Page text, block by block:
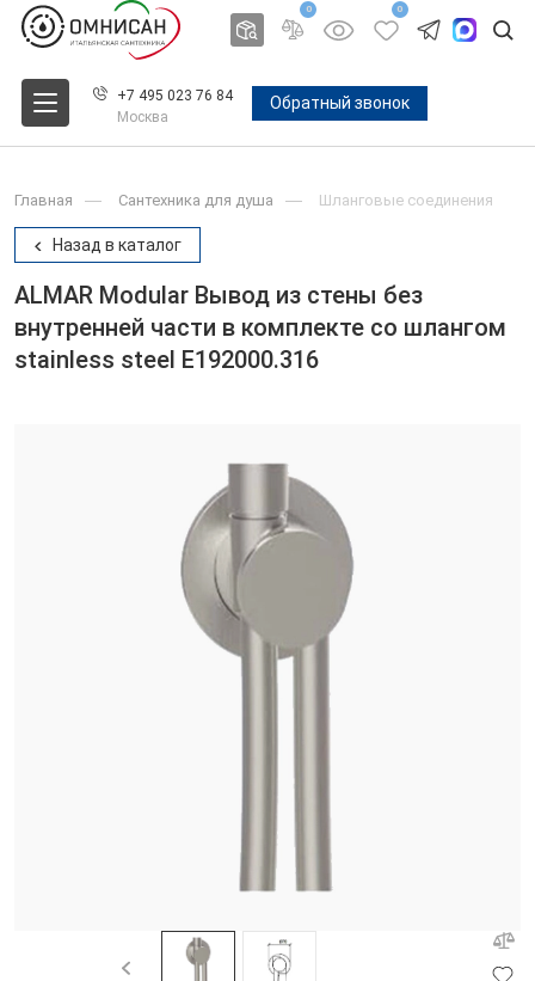
0 0
+7 495 023 76 84
Москва
Обратный звонок
Главная Сантехника для душа Шланговые соединения
Назад в каталог
ALMAR Modular Вывод из стены без
внутренней части в комплекте со шлангом
stainless steel E192000.316